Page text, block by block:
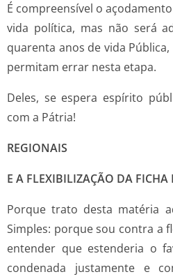
É compreensível o
vida política, mas não será
quarenta anos de vida
permitam errar nesta etapa.
Deles, se espera espírito
com a Pátria!
REGIONAIS
E A FLEXIBILIZAÇÃO DA
Porque trato desta matéria
Simples: porque sou contra a
entender que estenderia o
condenada justamente e